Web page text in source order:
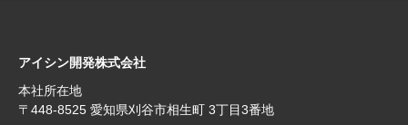
アイシン開発株式会社
本社所在地
〒448‐8525 愛知県刈谷市相生町 3丁目3番地